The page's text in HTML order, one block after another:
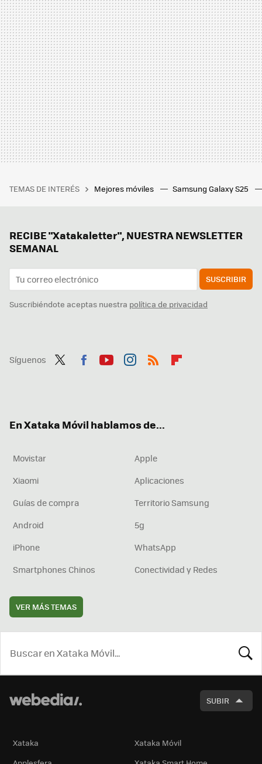
TEMAS DE INTERÉS Mejores móviles Samsung Galaxy S25
RECIBE "Xatakaletter", NUESTRA NEWSLETTER
SEMANAL
SUSCRIBIR
Suscribiéndote aceptas nuestra política de privacidad
Síguenos
En Xataka Móvil hablamos de...
Movistar
Apple
Xiaomi
Aplicaciones
Guías de compra
Territorio Samsung
Android
5g
iPhone
WhatsApp
Smartphones Chinos
Conectividad y Redes
VER MÁS TEMAS
SUBIR
Xataka
Xataka Móvil